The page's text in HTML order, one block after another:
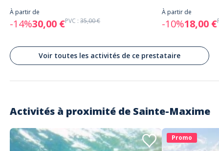
À partir de
-14%30,00 €PVC : 35,00 €
À partir de
-10%18,00 €
Voir toutes les activités de ce prestataire
Activités à proximité de Sainte-Maxime
Promo